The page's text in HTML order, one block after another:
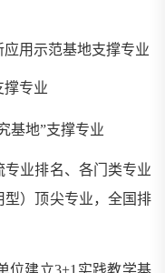
用示范基地支撑专业
撑专业
基地”支撑专业
专业排名、各门类专业
）顶尖专业，全国排
位建立3+1 实践教学基